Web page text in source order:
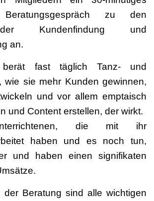
Beratungsgespräch zu den
Kundenfindung und
an.
fast täglich Tanz- und
wie sie mehr Kunden gewinnen,
und vor allem emptaisch
und Content erstellen, der wirkt.
die mit ihr
haben und es noch tun,
und haben einen signifikaten
der Beratung sind alle wichtigen